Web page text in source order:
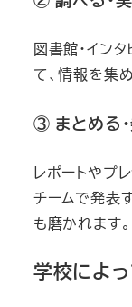
図書館・イン
て、情報を集
③ まとめる
レポートやプ
チームで発表
も磨かれます。
学校によ